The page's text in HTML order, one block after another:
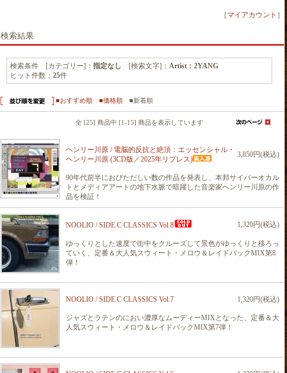
［ マイアカウント ］
検索結果
検索条件 [カテゴリー]： 指定なし [検索文字]： Artist：2YANG
ヒット件数： 25件
■おすすめ順 ■価格順 ■新着順
全 [25] 商品中 [1-15] 商品を表示しています
ヘンリー川原 / 電脳的反抗と絶頂：エッセンシャル・
ヘンリー川原 (3CD版／2025年リプレス)
3,850円(税込)
90年代前半におびただしい数の作品を発表し、本邦サイバーオカル
トとメディアアートの地下水脈で暗躍した音楽家ヘンリー川原の作
品を検証！
NOOLIO / SIDE.C CLASSICS Vol.8 1,320円(税込)
ゆっくりとした速度で街中をクルーズして景色がゆっくりと移ろっ
ていく、定番＆大人気スウィート・メロウ＆レイドバックMIX第8
弾！
NOOLIO / SIDE.C CLASSICS Vol.7 1,320円(税込)
ジャズとラテンのにおい濃厚なムーディーMIXとなった、定番＆大
人気スウィート・メロウ＆レイドバックMIX第7弾！